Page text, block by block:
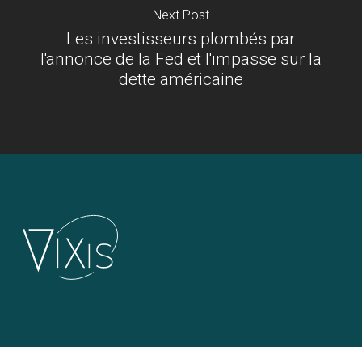
Next Post
Les investisseurs plombés par
l'annonce de la Fed et l'impasse sur la
dette américaine